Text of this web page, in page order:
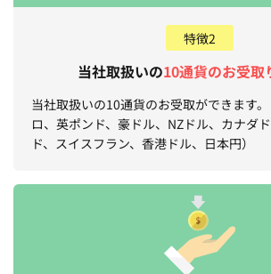
特徴2
当社取扱いの10通貨のお受取
当社取扱いの10通貨のお受取ができます
ロ、英ポンド、豪ドル、NZドル、カナダ
ド、スイスフラン、香港ドル、日本円）